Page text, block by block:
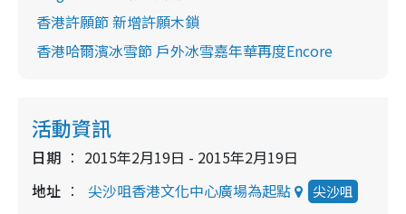
香港許願節 新增許願木鎖
香港哈爾濱冰雪節 戶外冰雪嘉年華再度Encore
活動資訊
日期
2015年2月19日 - 2015年2月19日
地址
尖沙咀香港文化中心廣場為起點 尖沙咀